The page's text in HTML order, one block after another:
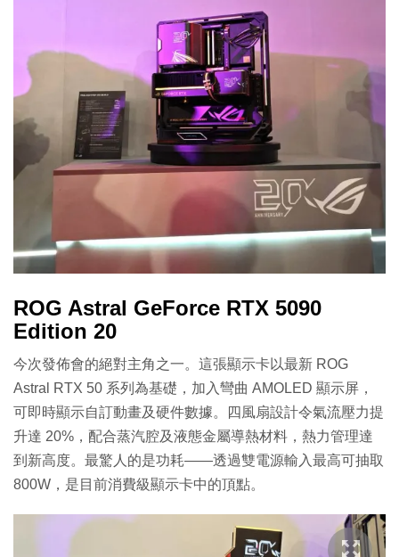
ROG Astral GeForce RTX 5090
Edition 20
今次發佈會的絕對主角之一。這張顯示卡以最新 ROG
Astral RTX 50 系列為基礎，加入彎曲 AMOLED 顯示屏，
可即時顯示自訂動畫及硬件數據。四風扇設計令氣流壓力提
升達 20%，配合蒸汽腔及液態金屬導熱材料，熱力管理達
到新高度。最驚人的是功耗——透過雙電源輸入最高可抽取
800W，是目前消費級顯示卡中的頂點。